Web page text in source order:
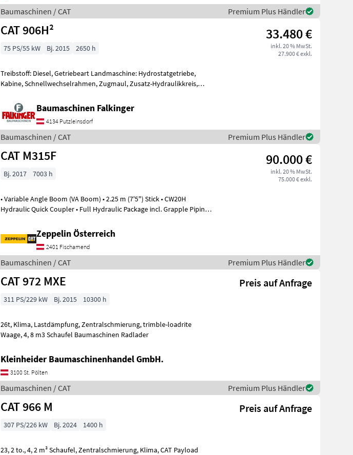
Baumaschinen / CAT Premium Plus Händler
CAT 906H² 33.480 €
inkl. 20 % MwSt.
27.900 € exkl.
75 PS/55 kW Bj. 2015 2650 h
Treibstoff: Diesel, Getriebeart Landmaschine: Hydrostatgetriebe,
Kabine, Schnellwechselrahmen, Zugmaul, Zusatz-Hydraulikkreis,
Baumaschinen Falkinger
4134 Putzleinsdorf
Baumaschinen / CAT Premium Plus Händler
CAT M315F 90.000 €
inkl. 20 % MwSt.
75.000 € exkl.
Bj. 2017 7003 h
• Variable Angle Boom (VA Boom) • 2.25 m (7'5") Stick • CW20H
Hydraulic Quick Coupler • Full Hydraulic Package incl. Grapple Piping •
Zeppelin Österreich
2401 Fischamend
Baumaschinen / CAT Premium Plus Händler
CAT 972 MXE Preis auf Anfrage
311 PS/229 kW Bj. 2015 10300 h
26t, Klima, Lastdämpfung, Zentralschmierung, trimble-loadrite
Waage, 4, 8 m3 Schaufel Baumaschinen Radlader
Kleinheider Baumaschinenhandel GmbH.
3100 St. Pölten
Baumaschinen / CAT Premium Plus Händler
CAT 966 M Preis auf Anfrage
307 PS/226 kW Bj. 2024 1400 h
23, 2 to., 4, 2 m³ Schaufel, Zentralschmierung, Klima, CAT Payload